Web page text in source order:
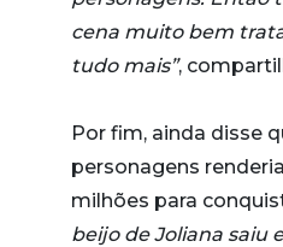
cena muito bem
tudo mais”,
Por fim, ainda disse
personagens
milhões para
beijo de Joliana saiu